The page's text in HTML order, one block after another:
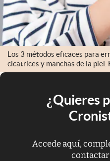
Los 3 métodos eficaces para
cicatrices y manchas de la
¿Quieres
Accede aquí,